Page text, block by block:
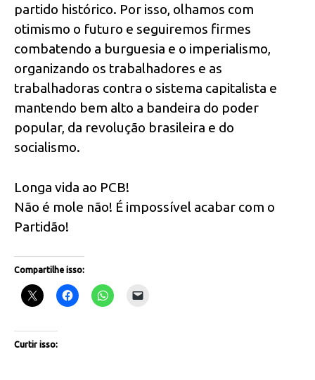
partido histórico. Por isso, olhamos com
otimismo o futuro e seguiremos firmes
combatendo a burguesia e o imperialismo,
organizando os trabalhadores e as
trabalhadoras contra o sistema capitalista e
mantendo bem alto a bandeira do poder
popular, da revolução brasileira e do
socialismo.
Longa vida ao PCB!
Não é mole não! É impossível acabar com o
Partidão!
Compartilhe isso:
Curtir isso: